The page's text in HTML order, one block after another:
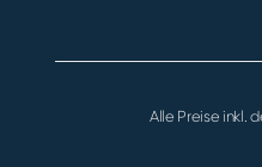
Alle Preise inkl.